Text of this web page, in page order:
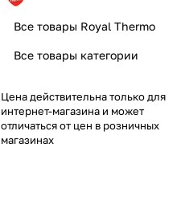
Все товары Royal Thermo
Все товары категории
Цена действительна только для
интернет-магазина и может
отличаться от цен в розничных
магазинах